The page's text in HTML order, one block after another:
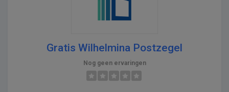
Gratis Wilhelmina Postzegel
Nog geen ervaringen